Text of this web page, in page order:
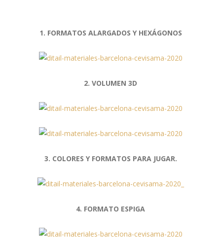
1. FORMATOS ALARGADOS Y HEXÁGONOS
2. VOLUMEN 3D
3. COLORES Y FORMATOS PARA JUGAR.
4. FORMATO ESPIGA